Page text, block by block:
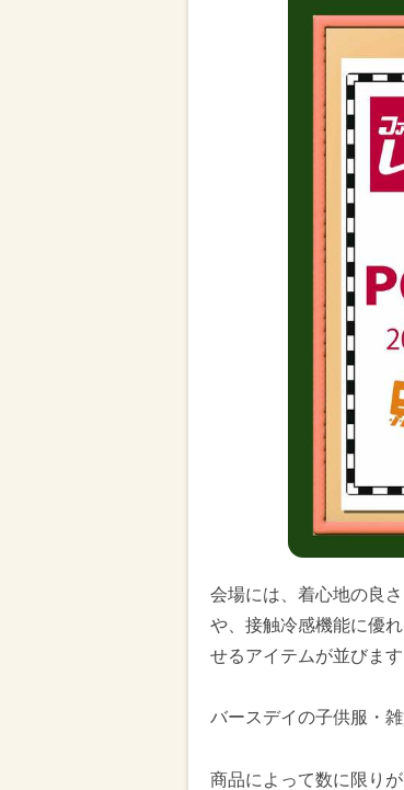
会場には、着心地の良
や、接触冷感機能に優
せるアイテムが並びます
バースデイの子供服・
商品によって数に限り